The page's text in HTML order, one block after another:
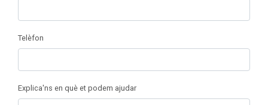
Telèfon
Explica'ns en què et podem ajudar